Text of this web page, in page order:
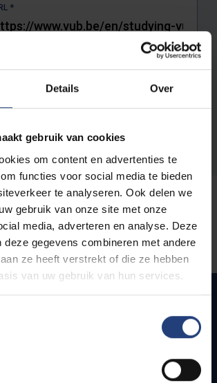
Details Over
gebruik van cookies
om content en advertenties te
functies voor social media te bieden
te analyseren. Ook delen we
gebruik van onze site met onze
media, adverteren en analyse. Deze
deze gegevens combineren met andere
ze heeft verstrekt of die ze hebben
van uw gebruik van hun services.
*
URL of the page where you encountered the error.